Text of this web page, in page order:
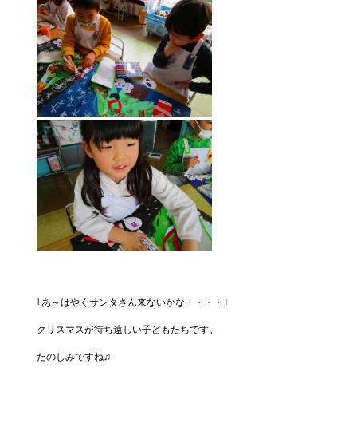
｢あ～はやくサンタさん来ないかな・・・・｣
クリスマスが待ち遠しい子どもたちです。
たのしみですね♫